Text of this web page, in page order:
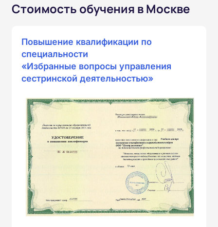
Стоимость обучения в Москве
Повышение квалификации по
специальности
«Избранные вопросы управления
сестринской деятельностью»